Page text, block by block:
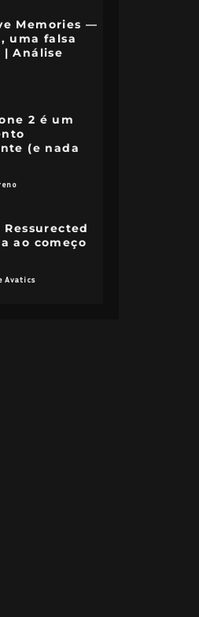
Memories —
uma falsa
| Análise
2 é um
(e nada
ao começo
Avatics